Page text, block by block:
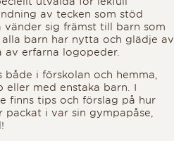
av tecken som stöd
vänder sig främst till barn som
barn har nytta och glädje av
av erfarna logopeder.
både i förskolan och hemma,
med enstaka barn. I
finns tips och förslag på hur
i var sin gympapåse,